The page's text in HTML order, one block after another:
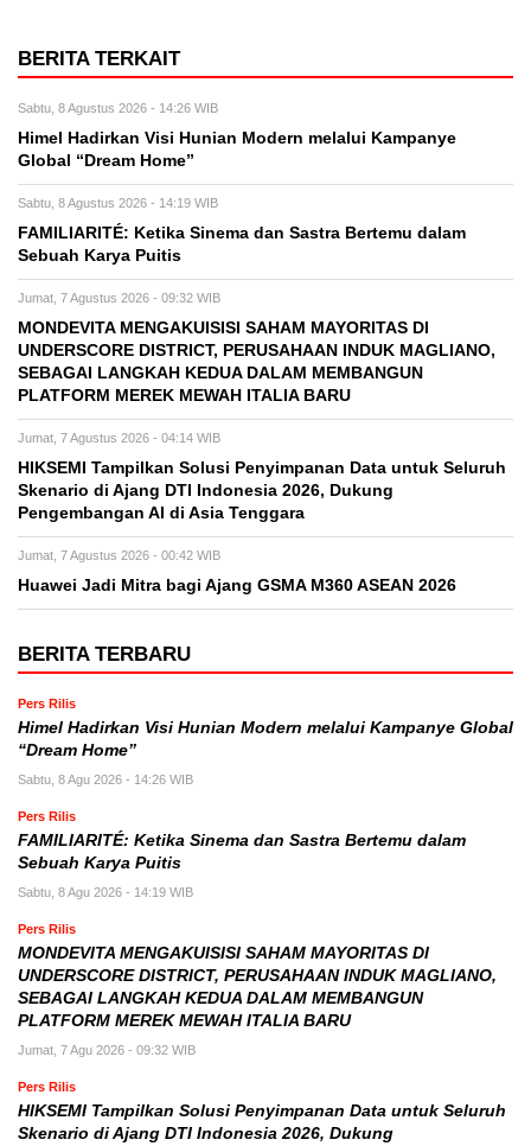
BERITA TERKAIT
Sabtu, 8 Agustus 2026 - 14:26 WIB
Himel Hadirkan Visi Hunian Modern melalui Kampanye
Global “Dream Home”
Sabtu, 8 Agustus 2026 - 14:19 WIB
FAMILIARITÉ: Ketika Sinema dan Sastra Bertemu dalam
Sebuah Karya Puitis
Jumat, 7 Agustus 2026 - 09:32 WIB
MONDEVITA MENGAKUISISI SAHAM MAYORITAS DI
UNDERSCORE DISTRICT, PERUSAHAAN INDUK MAGLIANO,
SEBAGAI LANGKAH KEDUA DALAM MEMBANGUN
PLATFORM MEREK MEWAH ITALIA BARU
Jumat, 7 Agustus 2026 - 04:14 WIB
HIKSEMI Tampilkan Solusi Penyimpanan Data untuk Seluruh
Skenario di Ajang DTI Indonesia 2026, Dukung
Pengembangan AI di Asia Tenggara
Jumat, 7 Agustus 2026 - 00:42 WIB
Huawei Jadi Mitra bagi Ajang GSMA M360 ASEAN 2026
BERITA TERBARU
Pers Rilis
Himel Hadirkan Visi Hunian Modern melalui Kampanye Global
“Dream Home”
Sabtu, 8 Agu 2026 - 14:26 WIB
Pers Rilis
FAMILIARITÉ: Ketika Sinema dan Sastra Bertemu dalam
Sebuah Karya Puitis
Sabtu, 8 Agu 2026 - 14:19 WIB
Pers Rilis
MONDEVITA MENGAKUISISI SAHAM MAYORITAS DI
UNDERSCORE DISTRICT, PERUSAHAAN INDUK MAGLIANO,
SEBAGAI LANGKAH KEDUA DALAM MEMBANGUN
PLATFORM MEREK MEWAH ITALIA BARU
Jumat, 7 Agu 2026 - 09:32 WIB
Pers Rilis
HIKSEMI Tampilkan Solusi Penyimpanan Data untuk Seluruh
Skenario di Ajang DTI Indonesia 2026, Dukung